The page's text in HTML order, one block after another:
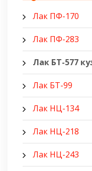
Лак ПФ-170
Лак ПФ-283
Лак БТ-577
Лак БТ-99
Лак НЦ-134
Лак НЦ-218
Лак НЦ-243